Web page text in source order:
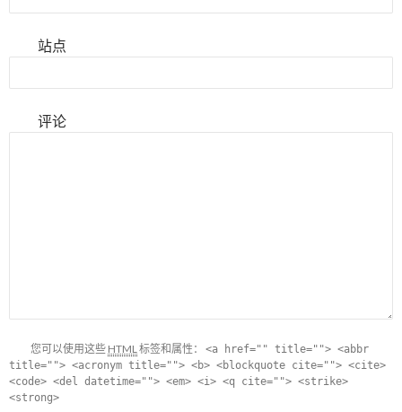
站点
评论
您可以使用这些 HTML标签和属性： <a href="" title=""> <abbr
title=""> <acronym title=""> <b> <blockquote cite=""> <cite>
<code> <del datetime=""> <em> <i> <q cite=""> <strike>
<strong>